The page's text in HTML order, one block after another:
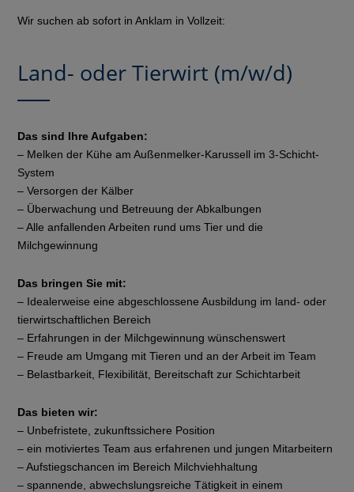
Wir suchen ab sofort in Anklam in Vollzeit:
Land- oder Tierwirt (m/w/d)
Das sind Ihre Aufgaben:
– Melken der Kühe am Außenmelker-Karussell im 3-Schicht-
System
– Versorgen der Kälber
– Überwachung und Betreuung der Abkalbungen
– Alle anfallenden Arbeiten rund ums Tier und die
Milchgewinnung
Das bringen Sie mit:
– Idealerweise eine abgeschlossene Ausbildung im land- oder
tierwirtschaftlichen Bereich
– Erfahrungen in der Milchgewinnung wünschenswert
– Freude am Umgang mit Tieren und an der Arbeit im Team
– Belastbarkeit, Flexibilität, Bereitschaft zur Schichtarbeit
Das bieten wir:
– Unbefristete, zukunftssichere Position
– ein motiviertes Team aus erfahrenen und jungen Mitarbeitern
– Aufstiegschancen im Bereich Milchviehhaltung
– spannende, abwechslungsreiche Tätigkeit in einem